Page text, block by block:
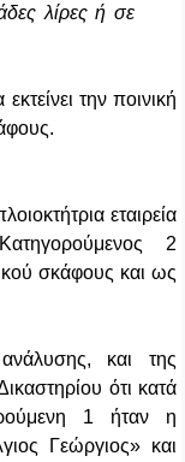
λίρες ή σε
την ποινική
εταιρεία
2
σκάφους και ως
και της
ότι κατά
1 ήταν η
Γεώργιος» και